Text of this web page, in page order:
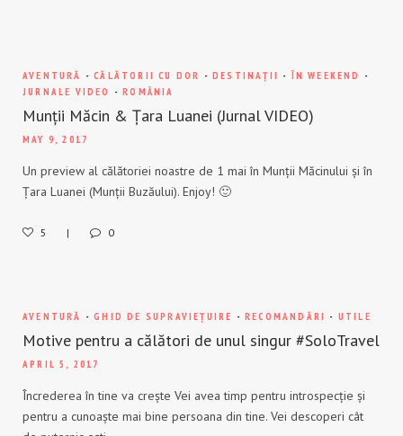
AVENTURĂ -CĂLĂTORII CU DOR -DESTINAȚII - ÎN WEEKEND
-
JURNALE VIDEO
-ROMÂNIA
Munții Măcin & Țara Luanei (Jurnal VIDEO)
MAY 9, 2017
Un preview al călătoriei noastre de 1 mai în Munții Măcinului și în
Țara Luanei (Munții Buzăului). Enjoy! 🙂
5 0
AVENTURĂ -GHID DE SUPRAVIEȚUIRE -RECOMANDĂRI - UTILE
Motive pentru a călători de unul singur #SoloTravel
APRIL 5, 2017
Încrederea în tine va crește Vei avea timp pentru introspecție și
pentru a cunoaște mai bine persoana din tine. Vei descoperi cât